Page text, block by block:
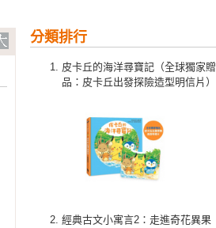
分類排行
皮卡丘的海洋尋寶記（全球獨家贈
品：皮卡丘出發探險造型明信片）
經典古文小寓言2：走進奇花異果